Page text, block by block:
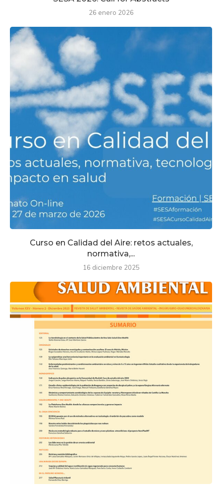
26 enero 2026
Curso en Calidad del Aire: retos actuales,
normativa,...
16 diciembre 2025